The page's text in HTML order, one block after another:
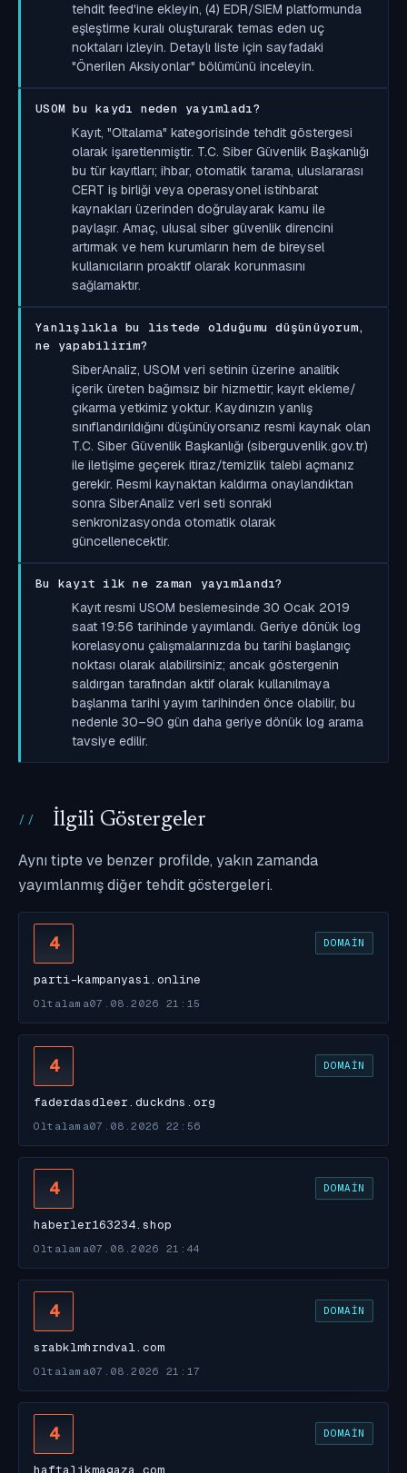
tehdit feed'ine ekleyin, (4) EDR/SIEM platformunda
eşleştirme kuralı oluşturarak temas eden uç
noktaları izleyin. Detaylı liste için sayfadaki
"Önerilen Aksiyonlar" bölümünü inceleyin.
USOM bu kaydı neden yayımladı?
Kayıt, "Oltalama" kategorisinde tehdit göstergesi
olarak işaretlenmiştir. T.C. Siber Güvenlik Başkanlığı
bu tür kayıtları; ihbar, otomatik tarama, uluslararası
CERT iş birliği veya operasyonel istihbarat
kaynakları üzerinden doğrulayarak kamu ile
paylaşır. Amaç, ulusal siber güvenlik direncini
artırmak ve hem kurumların hem de bireysel
kullanıcıların proaktif olarak korunmasını
sağlamaktır.
Yanlışlıkla bu listede olduğumu düşünüyorum,
ne yapabilirim?
SiberAnaliz, USOM veri setinin üzerine analitik
içerik üreten bağımsız bir hizmettir; kayıt ekleme/
çıkarma yetkimiz yoktur. Kaydınızın yanlış
sınıflandırıldığını düşünüyorsanız resmi kaynak olan
T.C. Siber Güvenlik Başkanlığı (siberguvenlik.gov.tr)
ile iletişime geçerek itiraz/temizlik talebi açmanız
gerekir. Resmi kaynaktan kaldırma onaylandıktan
sonra SiberAnaliz veri seti sonraki
senkronizasyonda otomatik olarak
güncellenecektir.
Bu kayıt ilk ne zaman yayımlandı?
Kayıt resmi USOM beslemesinde 30 Ocak 2019
saat 19:56 tarihinde yayımlandı. Geriye dönük log
korelasyonu çalışmalarınızda bu tarihi başlangıç
noktası olarak alabilirsiniz; ancak göstergenin
saldırgan tarafından aktif olarak kullanılmaya
başlanma tarihi yayım tarihinden önce olabilir, bu
nedenle 30–90 gün daha geriye dönük log arama
tavsiye edilir.
İlgili Göstergeler
Aynı tipte ve benzer profilde, yakın zamanda
yayımlanmış diğer tehdit göstergeleri.
4 DOMAIN
parti-kampanyasi.online
Oltalama07.08.2026 21:15
4 DOMAIN
faderdasdleer.duckdns.org
Oltalama07.08.2026 22:56
4 DOMAIN
haberler163234.shop
Oltalama07.08.2026 21:44
4 DOMAIN
srabklmhrndval.com
Oltalama07.08.2026 21:17
4 DOMAIN
haftalikmagaza.com